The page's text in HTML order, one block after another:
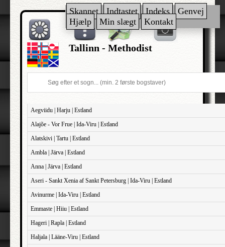
Skannet Indtastet Indeks
Genvej
Hjælp
Min slægt Kontakt
Tallinn - Methodist
Aegviidu | Harju | Estland
Alajõe - Vor Frue | Ida-Viru | Estland
Alatskivi | Tartu | Estland
Ambla | Järva | Estland
Anna | Järva | Estland
Aseri - Sankt Xenia af Sankt Petersburg | Ida-Viru | Estland
Avinurme | Ida-Viru | Estland
Emmaste | Hiiu | Estland
Hageri | Rapla | Estland
Haljala | Lääne-Viru | Estland